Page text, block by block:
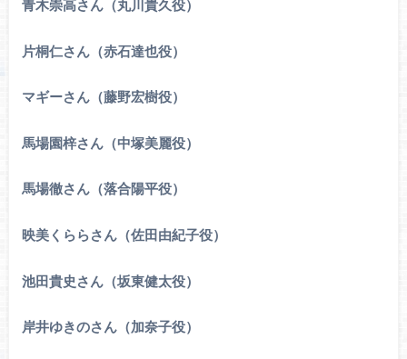
青木崇高さん（丸川貴久役）
片桐仁さん（赤石達也役）
マギーさん（藤野宏樹役）
馬場園梓さん（中塚美麗役）
馬場徹さん（落合陽平役）
映美くららさん（佐田由紀子役）
池田貴史さん（坂東健太役）
岸井ゆきのさん（加奈子役）